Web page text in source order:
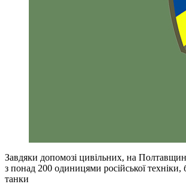
Завдяки допомозі цивільних, на
з понад 200 одиницями російської техніки,
танки